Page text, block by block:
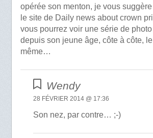
opérée son menton, je vous suggère
le site de Daily news about crown
vous pourrez voir une série de
depuis son jeune âge, côte à côte,
même…
Wendy
28 FÉVRIER 2014 @ 17:36
Son nez, par contre… ;-)